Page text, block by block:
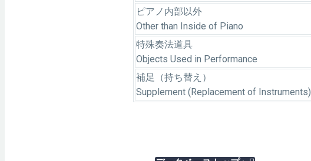
ピアノ内部以外
Other than Inside of Piano
特殊奏法道具
Objects Used in Performance
補足（持ち替え）
Supplement (Replacement of Instruments)